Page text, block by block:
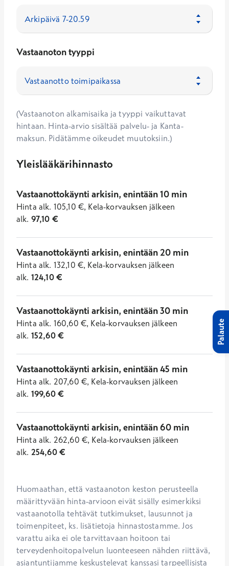
Vastaanoton tyyppi
(Vastaanoton alkamisaika ja tyyppi vaikuttavat
hintaan. Hinta-arvio sisältää palvelu- ja Kanta-
maksun. Pidätämme oikeudet muutoksiin.)
Yleislääkärihinnasto
Vastaanottokäynti arkisin, enintään 10 min
Hinta alk. 105,10 €, Kela-korvauksen jälkeen
alk. 97,10 €
Vastaanottokäynti arkisin, enintään 20 min
Hinta alk. 132,10 €, Kela-korvauksen jälkeen
alk. 124,10€
Vastaanottokäynti arkisin, enintään 30 min
Hinta alk. 160,60 €, Kela-korvauksen jälkeen
alk. 152,60€
Vastaanottokäynti arkisin, enintään 45 min
Hinta alk. 207,60 €, Kela-korvauksen jälkeen
alk. 199,60€
Vastaanottokäynti arkisin, enintään 60 min
Hinta alk. 262,60 €, Kela-korvauksen jälkeen
alk. 254,60€
Huomaathan, että vastaanoton keston perusteella
määrittyvään hinta-arvioon eivät sisälly esimerkiksi
vastaanotolla tehtävät tutkimukset, lausunnot ja
toimenpiteet, ks. lisätietoja hinnastostamme. Jos
varattu aika ei ole tarvittavaan hoitoon tai
terveydenhoitopalvelun luonteeseen nähden riittävä,
asiantuntijamme keskustelevat kanssasi tarpeellisista
Palaute